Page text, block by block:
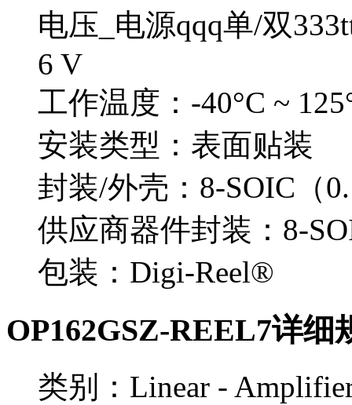
电压_电源qqq单/双
6 V
工作温度：-40°C ~
安装类型：表面贴装
封装/外壳：8-SOIC（
供应商器件封装：8-
包装：Digi-Reel®
OP162GSZ-REEL7详细
类别：Linear -